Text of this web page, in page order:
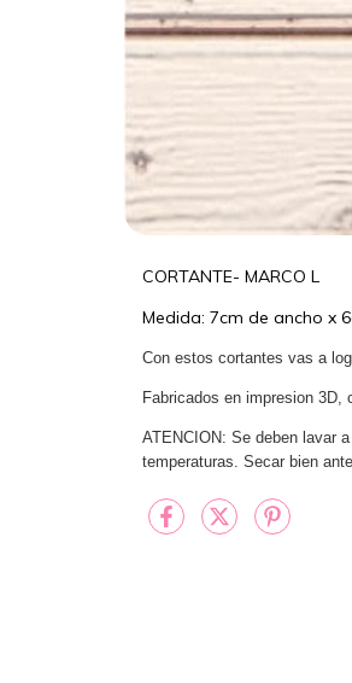
CORTANTE- MARCO L
Medida: 7cm de ancho x
Con estos cortantes vas a
Fabricados en impresion
ATENCION: Se deben lavar
temperaturas. Secar bien